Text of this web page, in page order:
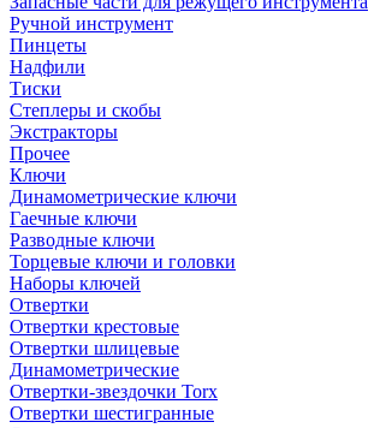
Ручной инструмент
Пинцеты
Надфили
Тиски
Степлеры и скобы
Экстракторы
Прочее
Ключи
Динамометрические ключи
Гаечные ключи
Разводные ключи
Торцевые ключи и головки
Наборы ключей
Отвертки
Отвертки крестовые
Отвертки шлицевые
Динамометрические
Отвертки-звездочки Torx
Отвертки шестигранные